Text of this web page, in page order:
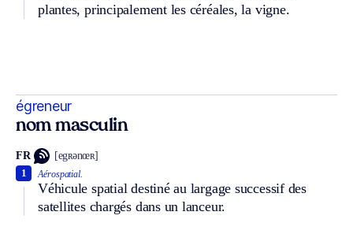
plantes, principalement les céréales, la vigne.
égreneur
nom masculin
FR [egʀənœʀ]
Aérospatial.
Véhicule spatial destiné au largage successif des
satellites chargés dans un lanceur.
1